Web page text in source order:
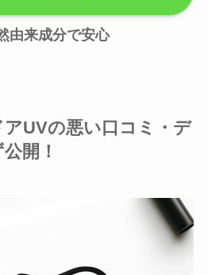
由来成分で安心
アUVの悪い口コミ・デ
開！